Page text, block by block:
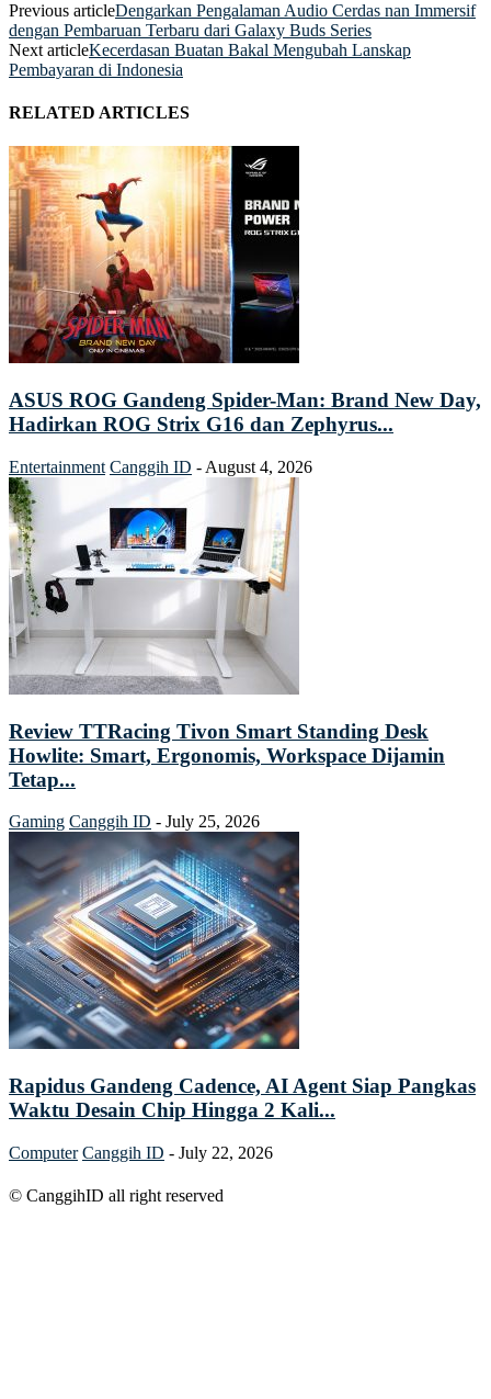
Previous articleDengarkan Pengalaman Audio Cerdas nan Immersif
dengan Pembaruan Terbaru dari Galaxy Buds Series
Next articleKecerdasan Buatan Bakal Mengubah Lanskap
Pembayaran di Indonesia
RELATED ARTICLES
ASUS ROG Gandeng Spider-Man: Brand New Day,
Hadirkan ROG Strix G16 dan Zephyrus...
Entertainment Canggih ID - August 4, 2026
Review TTRacing Tivon Smart Standing Desk
Howlite: Smart, Ergonomis, Workspace Dijamin
Tetap...
Gaming Canggih ID - July 25, 2026
Rapidus Gandeng Cadence, AI Agent Siap Pangkas
Waktu Desain Chip Hingga 2 Kali...
Computer Canggih ID - July 22, 2026
© CanggihID all right reserved